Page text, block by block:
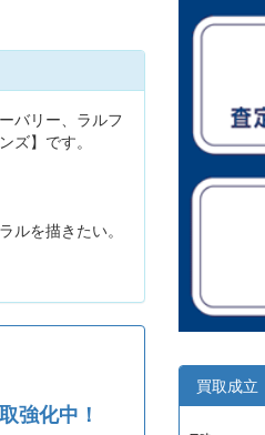
バリー、ラルフ
】です。
を描きたい。
強化中！
買取成立